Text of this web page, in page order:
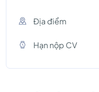
Địa điểm
Hạn nộp CV